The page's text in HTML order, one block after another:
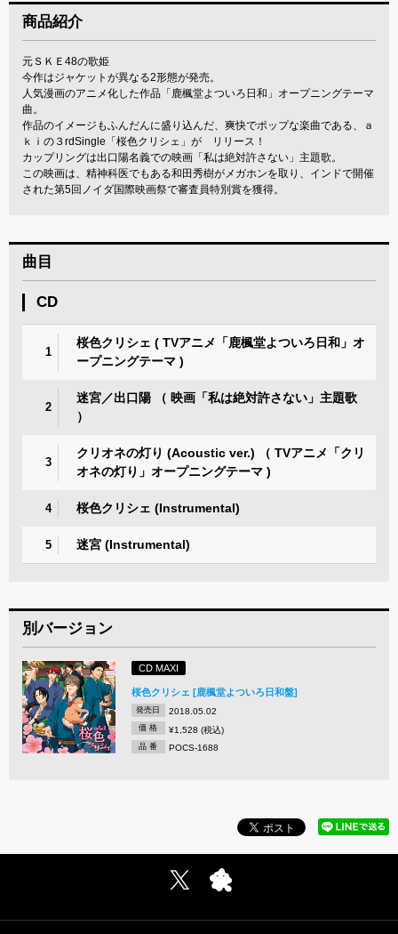
商品紹介
元ＳＫＥ48の歌姫
今作はジャケットが異なる2形態が発売。
人気漫画のアニメ化した作品「鹿楓堂よついろ日和」オープニングテーマ
曲。
作品のイメージもふんだんに盛り込んだ、爽快でポップな楽曲である、ａ
ｋｉの３rdSingle「桜色クリシェ」が リリース！
カップリングは出口陽名義での映画「私は絶対許さない」主題歌。
この映画は、精神科医でもある和田秀樹がメガホンを取り、インドで開催
された第5回ノイダ国際映画祭で審査員特別賞を獲得。
曲目
CD
1
桜色クリシェ ( TVアニメ「鹿楓堂よついろ日和」オ
ープニングテーマ )
2
迷宮／出口陽 （ 映画「私は絶対許さない」主題歌
）
3
クリオネの灯り (Acoustic ver.) （ TVアニメ「クリ
オネの灯り」オープニングテーマ )
4 桜色クリシェ (Instrumental)
5 迷宮 (Instrumental)
別バージョン
CD MAXI
桜色クリシェ [鹿楓堂よついろ日和盤]
発売日 2018.05.02
価 格 ¥1,528 (税込)
品 番 POCS-1688